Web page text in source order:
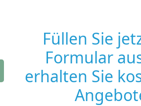
Füllen Sie
Formular
erhalten Sie